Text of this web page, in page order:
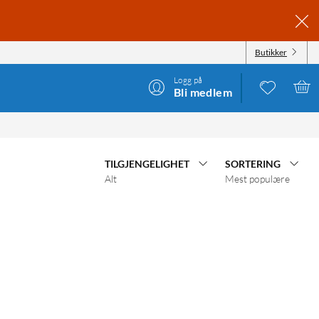
Butikker
Logg på
Bli medlem
TILGJENGELIGHET
Alt
SORTERING
Mest populære